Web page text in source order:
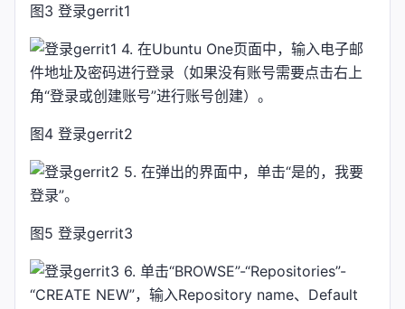
图3 登录gerrit1
4. 在Ubuntu One页面中，输入电子邮
件地址及密码进行登录（如果没有账号需要点击右上
角“登录或创建账号”进行账号创建）。
图4 登录gerrit2
5. 在弹出的界面中，单击“是的，我要
登录”。
图5 登录gerrit3
6. 单击“BROWSE”-“Repositories”-
“CREATE NEW”，输入Repository name、Default